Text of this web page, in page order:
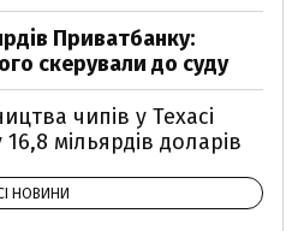
Приватбанку:
скерували до суду
чипів у Техасі
мільярдів доларів
НОВИНИ